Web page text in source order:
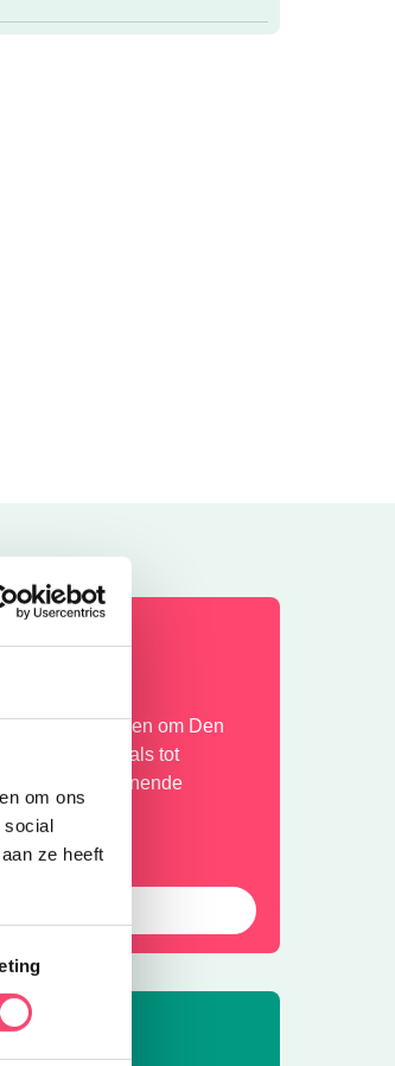
om ons
social
ze heeft
in en om Den
festivals tot
en spannende